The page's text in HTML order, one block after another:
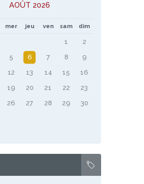
AOÛT 2026
mer jeu ven sam dim
1
2
5 6 7 8
9
12 13 14 15
16
19 20 21 22
23
26 27 28 29
30